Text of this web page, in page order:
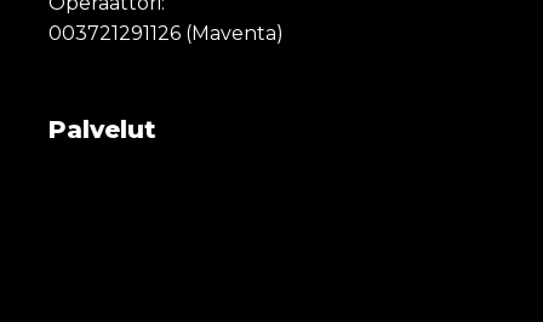
003721291126 (Maventa)
Palvelut